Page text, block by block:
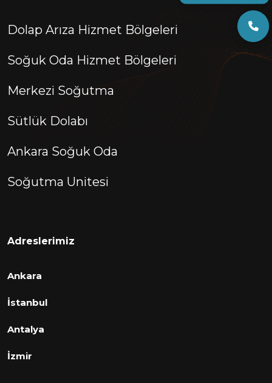
Dolap Arıza Hizmet Bölgeleri
Soğuk Oda Hizmet Bölgeleri
Merkezi Soğutma
Sütlük Dolabı
Ankara Soğuk Oda
Soğutma Unitesi
Adreslerimiz
Ankara
İstanbul
Antalya
İzmir